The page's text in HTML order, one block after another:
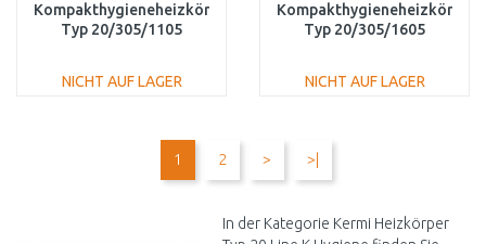
Kompakthygieneheizkörper
Typ 20/305/1105
NICHT AUF LAGER
Kompakthygieneheizkörper
Typ 20/305/1605
NICHT AUF LAGER
1 2 > >|
In der Kategorie Kermi Heizkörper